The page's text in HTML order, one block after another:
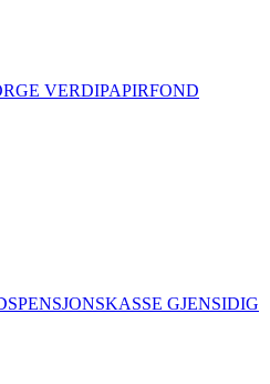
VERDIPAPIRFOND
GJENSIDIG